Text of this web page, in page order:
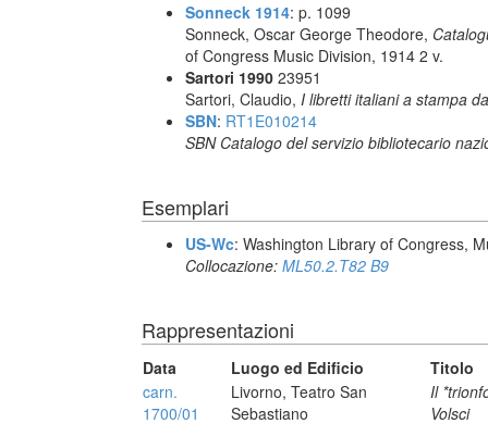
Sonneck 1914: p. 1099
Sonneck, Oscar George Theodore,
of Congress Music Division, 1914 2 v.
Sartori 1990 23951
Sartori, Claudio, I libretti italiani a stampa
SBN: RT1E010214
SBN Catalogo del servizio bibliotecario
Esemplari
US-Wc: Washington Library of Congress,
Collocazione: ML50.2.T82 B9
Rappresentazioni
Data Luogo ed Edificio
Titolo
carn.
1700/01
Livorno, Teatro San
Sebastiano
Il
Volsci